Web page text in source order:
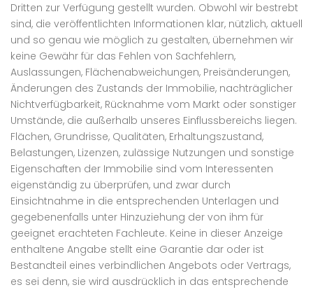
Dritten zur Verfügung gestellt wurden. Obwohl wir bestrebt
sind, die veröffentlichten Informationen klar, nützlich, aktuell
und so genau wie möglich zu gestalten, übernehmen wir
keine Gewähr für das Fehlen von Sachfehlern,
Auslassungen, Flächenabweichungen, Preisänderungen,
Änderungen des Zustands der Immobilie, nachträglicher
Nichtverfügbarkeit, Rücknahme vom Markt oder sonstiger
Umstände, die außerhalb unseres Einflussbereichs liegen.
Flächen, Grundrisse, Qualitäten, Erhaltungszustand,
Belastungen, Lizenzen, zulässige Nutzungen und sonstige
Eigenschaften der Immobilie sind vom Interessenten
eigenständig zu überprüfen, und zwar durch
Einsichtnahme in die entsprechenden Unterlagen und
gegebenenfalls unter Hinzuziehung der von ihm für
geeignet erachteten Fachleute. Keine in dieser Anzeige
enthaltene Angabe stellt eine Garantie dar oder ist
Bestandteil eines verbindlichen Angebots oder Vertrags,
es sei denn, sie wird ausdrücklich in das entsprechende